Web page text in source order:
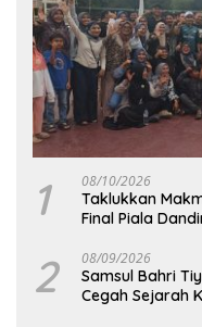
1 08/10/2026
Taklukkan
Final Piala
2 08/09/2026
Samsul Bahri
Cegah Sejarah